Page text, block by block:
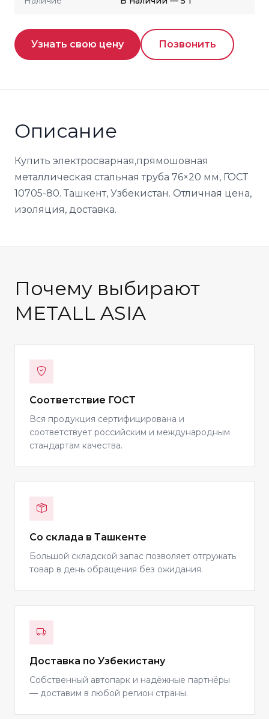
Узнать свою цену Позвонить
Описание
Купить электросварная,прямошовная
металлическая стальная труба 76×20 мм, ГОСТ
10705-80. Ташкент, Узбекистан. Отличная цена,
изоляция, доставка.
Почему выбирают
METALL ASIA
Соответствие ГОСТ
Вся продукция сертифицирована и
соответствует российским и международным
стандартам качества.
Со склада в Ташкенте
Большой складской запас позволяет отгружать
товар в день обращения без ожидания.
Доставка по Узбекистану
Собственный автопарк и надёжные партнёры
— доставим в любой регион страны.